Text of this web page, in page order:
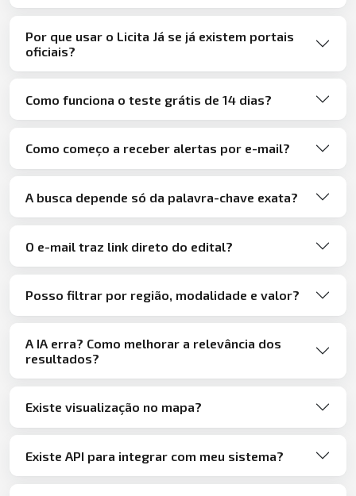
Por que usar o Licita Já se já existem portais
oficiais?
Como funciona o teste grátis de 14 dias?
Como começo a receber alertas por e-mail?
A busca depende só da palavra-chave exata?
O e-mail traz link direto do edital?
Posso filtrar por região, modalidade e valor?
A IA erra? Como melhorar a relevância dos
resultados?
Existe visualização no mapa?
Existe API para integrar com meu sistema?